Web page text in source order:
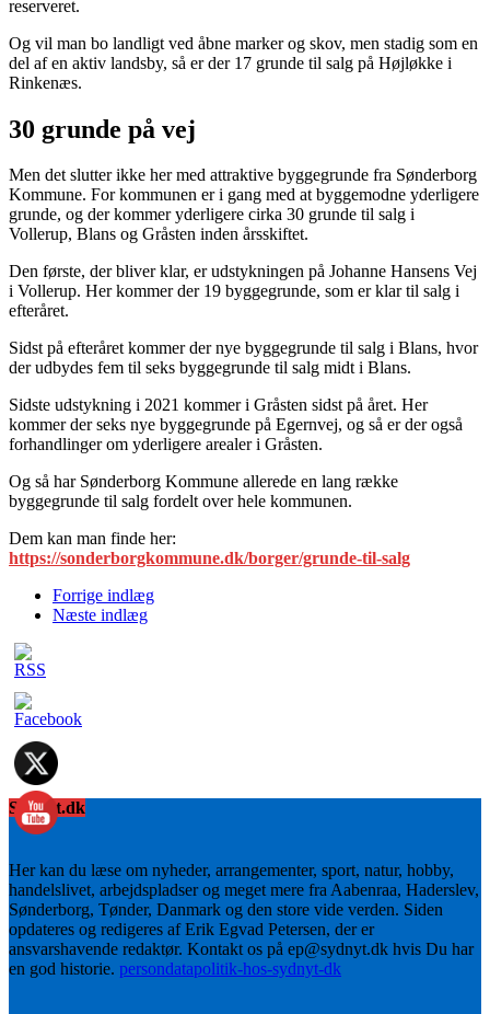
reserveret.
Og vil man bo landligt ved åbne marker og skov, men stadig som en
del af en aktiv landsby, så er der 17 grunde til salg på Højløkke i
Rinkenæs.
30 grunde på vej
Men det slutter ikke her med attraktive byggegrunde fra Sønderborg
Kommune. For kommunen er i gang med at byggemodne yderligere
grunde, og der kommer yderligere cirka 30 grunde til salg i
Vollerup, Blans og Gråsten inden årsskiftet.
Den første, der bliver klar, er udstykningen på Johanne Hansens Vej
i Vollerup. Her kommer der 19 byggegrunde, som er klar til salg i
efteråret.
Sidst på efteråret kommer der nye byggegrunde til salg i Blans, hvor
der udbydes fem til seks byggegrunde til salg midt i Blans.
Sidste udstykning i 2021 kommer i Gråsten sidst på året. Her
kommer der seks nye byggegrunde på Egernvej, og så er der også
forhandlinger om yderligere arealer i Gråsten.
Og så har Sønderborg Kommune allerede en lang række
byggegrunde til salg fordelt over hele kommunen.
Dem kan man finde her:
https://sonderborgkommune.dk/borger/grunde-til-salg
Forrige indlæg
Næste indlæg
Sydnyt.dk
Her kan du læse om nyheder, arrangementer, sport, natur, hobby,
handelslivet, arbejdspladser og meget mere fra Aabenraa, Haderslev,
Sønderborg, Tønder, Danmark og den store vide verden. Siden
opdateres og redigeres af Erik Egvad Petersen, der er
ansvarshavende redaktør. Kontakt os på ep@sydnyt.dk hvis Du har
en god historie. persondatapolitik-hos-sydnyt-dk